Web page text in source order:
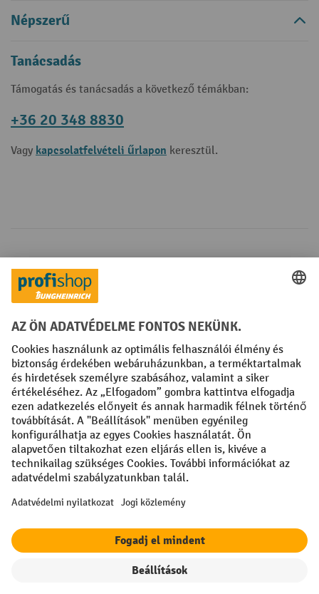
Népszerű
Tanácsadás
Támogatás és tanácsadás a következő témákban:
+36 20 348 8830
Vagy kapcsolatfelvételi űrlapon keresztül.
Fizetési lehetőségek
Creditcard (Master)Creditcard (Visa)
Közösségi Média
Facebook
YouTube
LinkedIn
Instagram
Impresszum ÁSZF Adatvédelmi tájékoztató
Adatvédelmi beállítások
All prices excl. VAT plus shipping costsand possible delivery charges,
if not stated otherwise.